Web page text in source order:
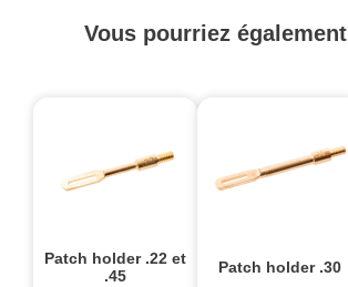
Vous pourriez également
Patch holder .22 et
.45
Patch holder .30